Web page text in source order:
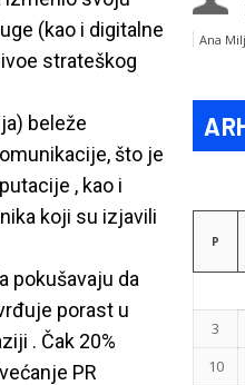
(kao i digitalne
strateškog
beleže
što je
, kao i
koji su izjavili
pokušavaju da
porast u
. Čak 20%
PR
Ana
P
3
10